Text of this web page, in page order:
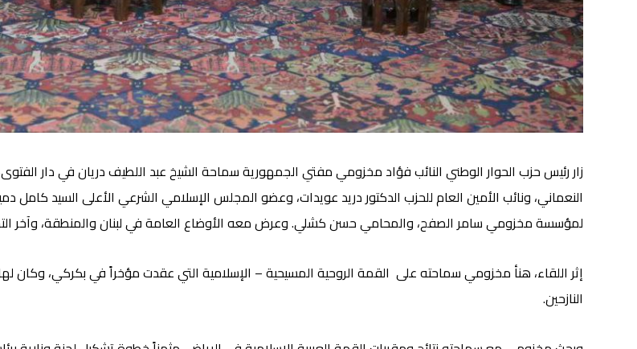
زار رئيس حزب الحوار الوطني النائب فؤاد مخزومي مفتي الجمهورية سماحة الشيخ عبد اللطيف دريان في دار الفتوى
النعماني، ونائب الأمين العام للحزب الدكتور دريد عويدات، وعضو المجلس الإسلامي الشرعي الأعلى السيد كامل
لمؤسسة مخزومي سامر الصفح، والمحامي حسن كشلي. وعرض معه الأوضاع العامة في لبنان والمنطقة، وآخر
إثر اللقاء، هنأ مخزومي سماحته على القمة الروحية المسيحية – الإسلامية التي عقدت مؤخراً في بكركي،
النازحين.